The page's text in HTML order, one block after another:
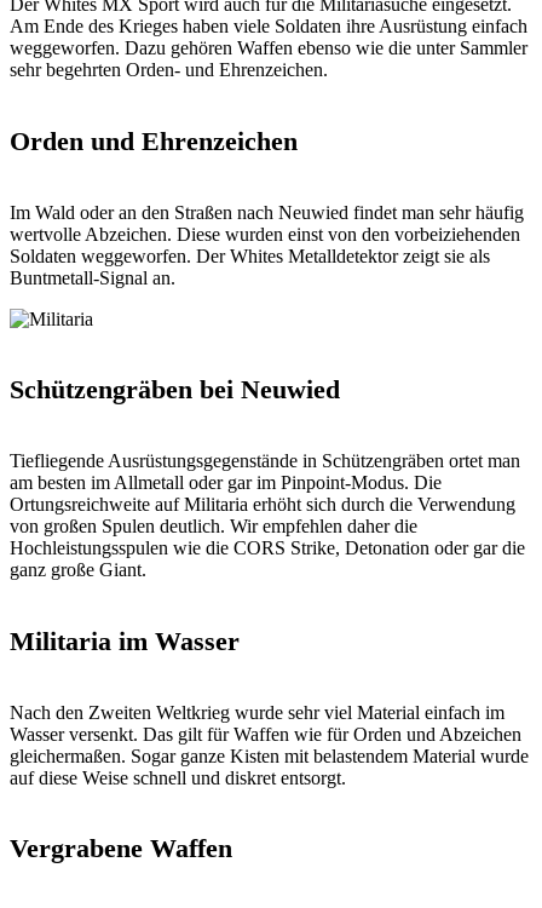
Der Whites MX Sport wird auch für die Militariasuche eingesetzt.
Am Ende des Krieges haben viele Soldaten ihre Ausrüstung einfach
weggeworfen. Dazu gehören Waffen ebenso wie die unter Sammler
sehr begehrten Orden- und Ehrenzeichen.
Orden und Ehrenzeichen
Im Wald oder an den Straßen nach Neuwied findet man sehr häufig
wertvolle Abzeichen. Diese wurden einst von den vorbeiziehenden
Soldaten weggeworfen. Der Whites Metalldetektor zeigt sie als
Buntmetall-Signal an.
Schützengräben bei Neuwied
Tiefliegende Ausrüstungsgegenstände in Schützengräben ortet man
am besten im Allmetall oder gar im Pinpoint-Modus. Die
Ortungsreichweite auf Militaria erhöht sich durch die Verwendung
von großen Spulen deutlich. Wir empfehlen daher die
Hochleistungsspulen wie die CORS Strike, Detonation oder gar die
ganz große Giant.
Militaria im Wasser
Nach den Zweiten Weltkrieg wurde sehr viel Material einfach im
Wasser versenkt. Das gilt für Waffen wie für Orden und Abzeichen
gleichermaßen. Sogar ganze Kisten mit belastendem Material wurde
auf diese Weise schnell und diskret entsorgt.
Vergrabene Waffen